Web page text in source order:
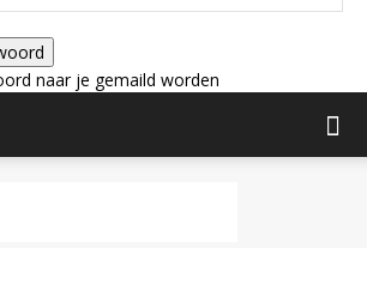
naar je gemaild worden